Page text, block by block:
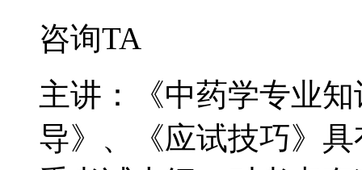
咨询TA
主讲：《中药学专业
导》、《应试技巧》